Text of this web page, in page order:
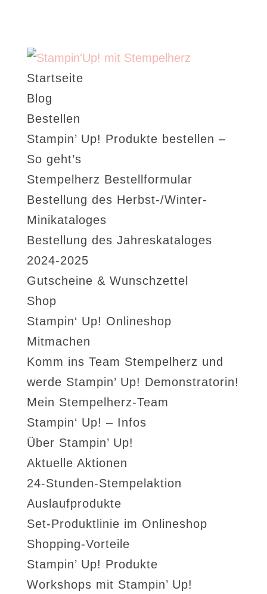
Startseite
Blog
Bestellen
Stampin’ Up! Produkte bestellen –
So geht’s
Stempelherz Bestellformular
Bestellung des Herbst-/Winter-
Minikataloges
Bestellung des Jahreskataloges
2024-2025
Gutscheine & Wunschzettel
Shop
Stampin‘ Up! Onlineshop
Mitmachen
Komm ins Team Stempelherz und
werde Stampin’ Up! Demonstratorin!
Mein Stempelherz-Team
Stampin‘ Up! – Infos
Über Stampin’ Up!
Aktuelle Aktionen
24-Stunden-Stempelaktion
Auslaufprodukte
Set-Produktlinie im Onlineshop
Shopping-Vorteile
Stampin’ Up! Produkte
Workshops mit Stampin’ Up!